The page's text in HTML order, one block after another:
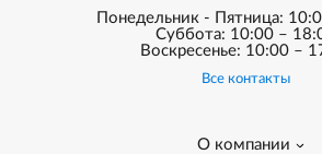
Понедельник - Пятница:
Суббота: 10:00 –
Воскресенье: 10:00 –
Все контакты
О компании